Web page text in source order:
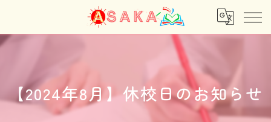
【2024年8月】休校日のお知らせ